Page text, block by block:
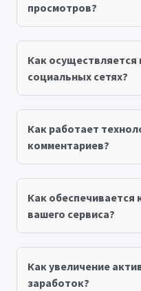
просмотров?
Как
социальных сетях?
Как работает
комментариев?
Как
вашего сервиса?
Как увеличение
заработок?